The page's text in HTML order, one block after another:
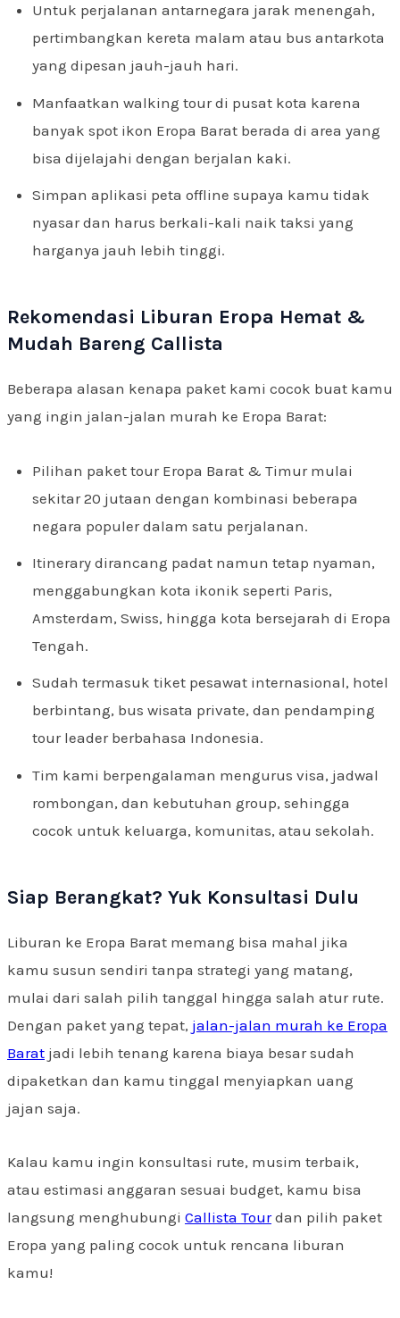
Untuk perjalanan antarnegara jarak menengah,
pertimbangkan kereta malam atau bus antarkota
yang dipesan jauh-jauh hari.
Manfaatkan walking tour di pusat kota karena
banyak spot ikon Eropa Barat berada di area yang
bisa dijelajahi dengan berjalan kaki.
Simpan aplikasi peta offline supaya kamu tidak
nyasar dan harus berkali-kali naik taksi yang
harganya jauh lebih tinggi.
Rekomendasi Liburan Eropa Hemat &
Mudah Bareng Callista
Beberapa alasan kenapa paket kami cocok buat kamu
yang ingin jalan-jalan murah ke Eropa Barat:
Pilihan paket tour Eropa Barat & Timur mulai
sekitar 20 jutaan dengan kombinasi beberapa
negara populer dalam satu perjalanan.
Itinerary dirancang padat namun tetap nyaman,
menggabungkan kota ikonik seperti Paris,
Amsterdam, Swiss, hingga kota bersejarah di Eropa
Tengah.
Sudah termasuk tiket pesawat internasional, hotel
berbintang, bus wisata private, dan pendamping
tour leader berbahasa Indonesia.
Tim kami berpengalaman mengurus visa, jadwal
rombongan, dan kebutuhan group, sehingga
cocok untuk keluarga, komunitas, atau sekolah.
Siap Berangkat? Yuk Konsultasi Dulu
Liburan ke Eropa Barat memang bisa mahal jika
kamu susun sendiri tanpa strategi yang matang,
mulai dari salah pilih tanggal hingga salah atur rute.
Dengan paket yang tepat, jalan-jalan murah ke Eropa
Barat jadi lebih tenang karena biaya besar sudah
dipaketkan dan kamu tinggal menyiapkan uang
jajan saja.
Kalau kamu ingin konsultasi rute, musim terbaik,
atau estimasi anggaran sesuai budget, kamu bisa
langsung menghubungi Callista Tourdan pilih paket
Eropa yang paling cocok untuk rencana liburan
kamu!